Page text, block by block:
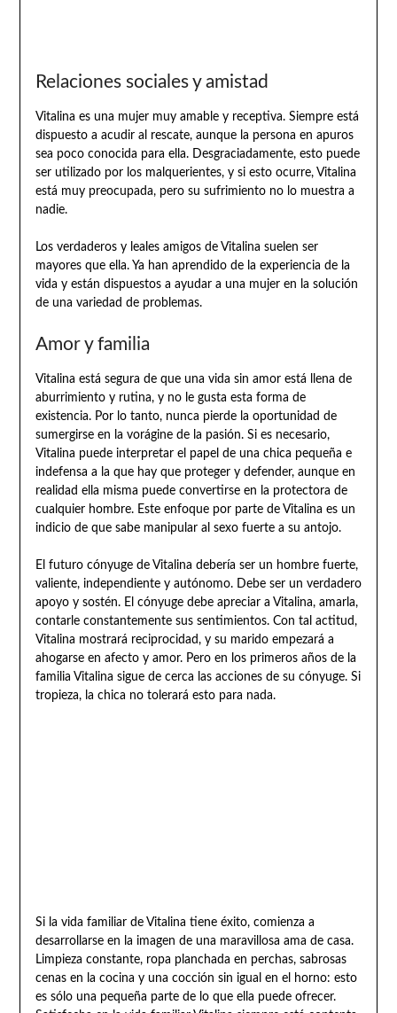
Relaciones sociales y amistad
Vitalina es una mujer muy amable y receptiva. Siempre está
dispuesto a acudir al rescate, aunque la persona en apuros
sea poco conocida para ella. Desgraciadamente, esto puede
ser utilizado por los malquerientes, y si esto ocurre, Vitalina
está muy preocupada, pero su sufrimiento no lo muestra a
nadie.
Los verdaderos y leales amigos de Vitalina suelen ser
mayores que ella. Ya han aprendido de la experiencia de la
vida y están dispuestos a ayudar a una mujer en la solución
de una variedad de problemas.
Amor y familia
Vitalina está segura de que una vida sin amor está llena de
aburrimiento y rutina, y no le gusta esta forma de
existencia. Por lo tanto, nunca pierde la oportunidad de
sumergirse en la vorágine de la pasión. Si es necesario,
Vitalina puede interpretar el papel de una chica pequeña e
indefensa a la que hay que proteger y defender, aunque en
realidad ella misma puede convertirse en la protectora de
cualquier hombre. Este enfoque por parte de Vitalina es un
indicio de que sabe manipular al sexo fuerte a su antojo.
El futuro cónyuge de Vitalina debería ser un hombre fuerte,
valiente, independiente y autónomo. Debe ser un verdadero
apoyo y sostén. El cónyuge debe apreciar a Vitalina, amarla,
contarle constantemente sus sentimientos. Con tal actitud,
Vitalina mostrará reciprocidad, y su marido empezará a
ahogarse en afecto y amor. Pero en los primeros años de la
familia Vitalina sigue de cerca las acciones de su cónyuge. Si
tropieza, la chica no tolerará esto para nada.
Si la vida familiar de Vitalina tiene éxito, comienza a
desarrollarse en la imagen de una maravillosa ama de casa.
Limpieza constante, ropa planchada en perchas, sabrosas
cenas en la cocina y una cocción sin igual en el horno: esto
es sólo una pequeña parte de lo que ella puede ofrecer.